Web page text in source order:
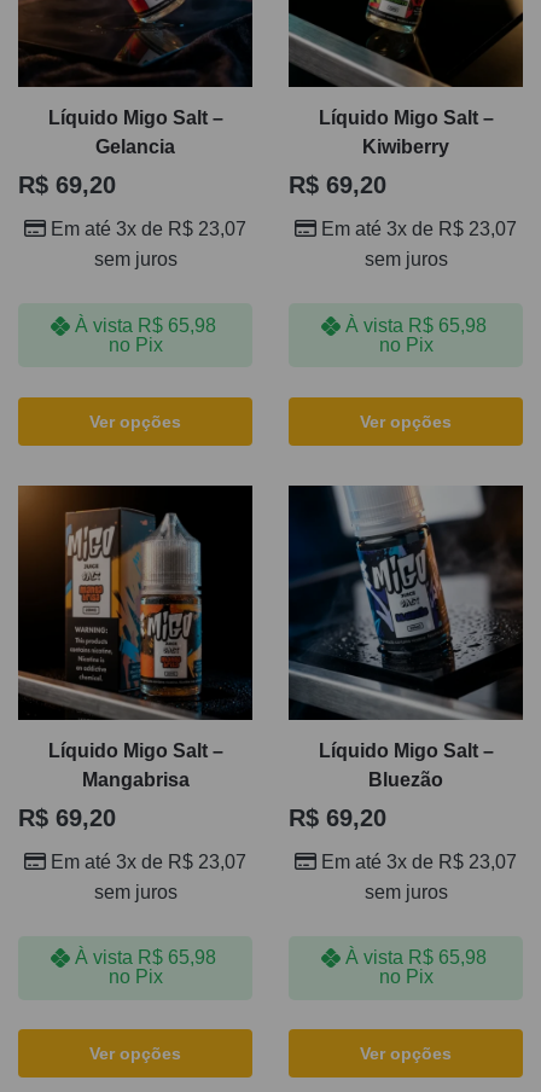
Líquido Migo Salt –
Gelancia
R$ 69,20
Em até 3x de R$ 23,07
sem juros
À vista R$65,98
no Pix
Ver opções
Líquido Migo Salt –
Kiwiberry
R$ 69,20
Em até 3x de R$ 23,07
sem juros
À vista R$65,98
no Pix
Ver opções
Líquido Migo Salt –
Mangabrisa
R$ 69,20
Em até 3x de R$ 23,07
sem juros
À vista R$65,98
no Pix
Ver opções
Líquido Migo Salt –
Bluezão
R$ 69,20
Em até 3x de R$ 23,07
sem juros
À vista R$65,98
no Pix
Ver opções